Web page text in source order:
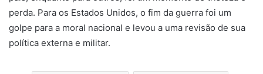
perda. Para os Estados Unidos, o fim da guerra foi um
golpe para a moral nacional e levou a uma revisão de sua
política externa e militar.